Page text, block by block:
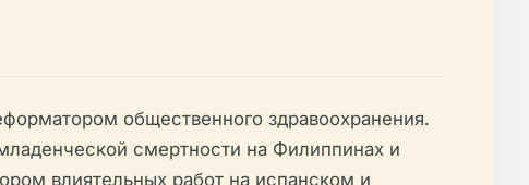
общественного здравоохранения.
смертности на Филиппинах и
влиятельных работ на испанском и